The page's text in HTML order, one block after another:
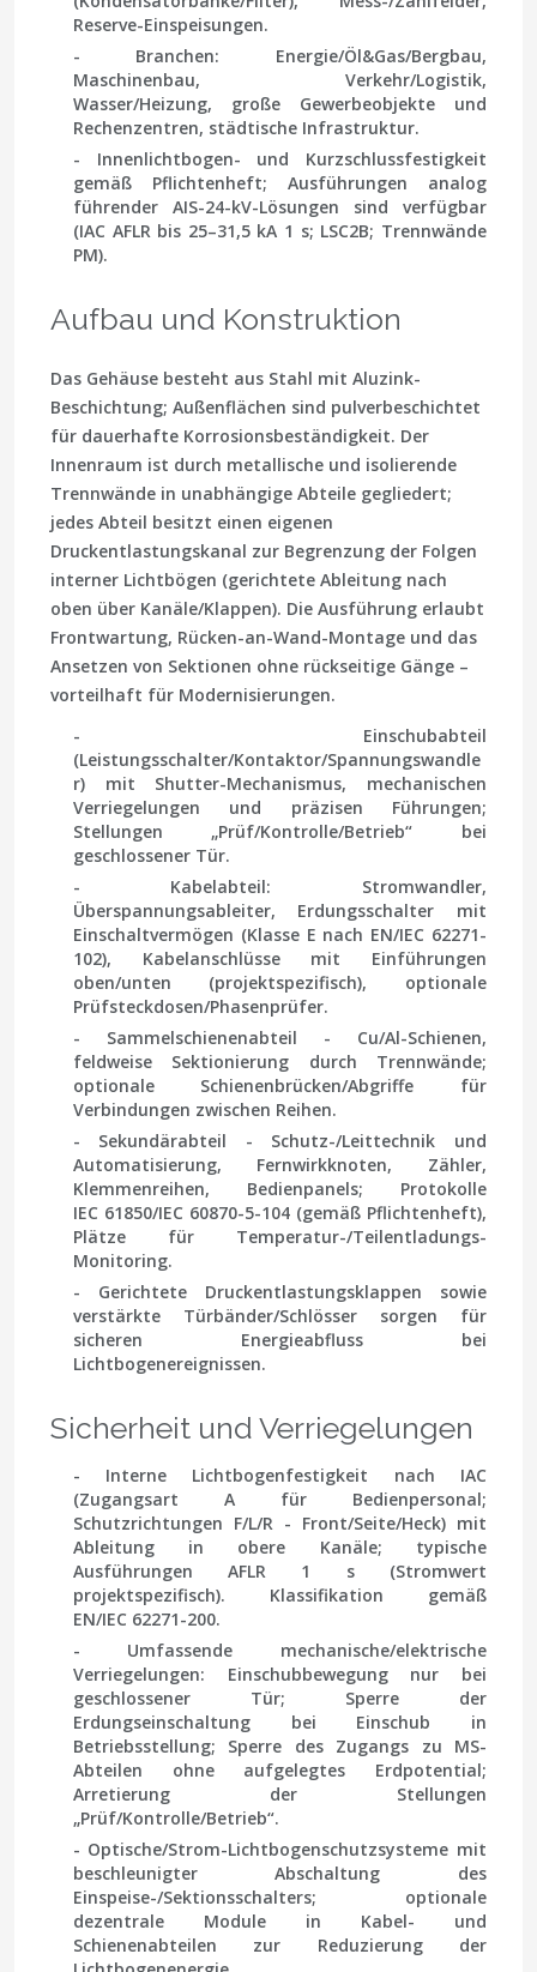
Reserve-Einspeisungen.
- Branchen: Energie/Öl&Gas/Bergbau,
Maschinenbau, Verkehr/Logistik,
Wasser/Heizung, große Gewerbeobjekte und
Rechenzentren, städtische Infrastruktur.
- Innenlichtbogen- und Kurzschlussfestigkeit
gemäß Pflichtenheft; Ausführungen analog
führender AIS-24-kV-Lösungen sind verfügbar
(IAC AFLRbis 25–31,5 kA 1 s; LSC2B; Trennwände
PM).
Aufbau und Konstruktion
Das Gehäuse besteht aus Stahl mit Aluzink-
Beschichtung; Außenflächen sind pulverbeschichtet
für dauerhafte Korrosionsbeständigkeit. Der
Innenraum ist durch metallische und isolierende
Trennwände in unabhängige Abteile gegliedert;
jedes Abteil besitzt einen eigenen
Druckentlastungskanal zur Begrenzung der Folgen
interner Lichtbögen (gerichtete Ableitung nach
oben über Kanäle/Klappen). Die Ausführung erlaubt
Frontwartung, Rücken-an-Wand-Montage und das
Ansetzen von Sektionen ohne rückseitige Gänge –
vorteilhaft für Modernisierungen.
- Einschubabteil
(Leistungsschalter/Kontaktor/Spannungswandle
r) mit Shutter-Mechanismus, mechanischen
Verriegelungen und präzisen Führungen;
Stellungen „Prüf/Kontrolle/Betrieb“ bei
geschlossener Tür.
- Kabelabteil: Stromwandler,
Überspannungsableiter, Erdungsschalter mit
Einschaltvermögen (Klasse E nach EN/IEC 62271-
102), Kabelanschlüsse mit Einführungen
oben/unten (projektspezifisch), optionale
Prüfsteckdosen/Phasenprüfer.
- Sammelschienenabteil - Cu/Al-Schienen,
feldweise Sektionierung durch Trennwände;
optionale Schienenbrücken/Abgriffe für
Verbindungen zwischen Reihen.
- Sekundärabteil - Schutz-/Leittechnik und
Automatisierung, Fernwirkknoten, Zähler,
Klemmenreihen, Bedienpanels; Protokolle
IEC 61850/IEC 60870-5-104(gemäß Pflichtenheft),
Plätze für Temperatur-/Teilentladungs-
Monitoring.
- Gerichtete Druckentlastungsklappen sowie
verstärkte Türbänder/Schlösser sorgen für
sicheren Energieabfluss bei
Lichtbogenereignissen.
Sicherheit und Verriegelungen
- Interne Lichtbogenfestigkeit nach IAC
(Zugangsart Afür Bedienpersonal;
Schutzrichtungen F/L/R- Front/Seite/Heck) mit
Ableitung in obere Kanäle; typische
AusführungenAFLR 1 s (Stromwert
projektspezifisch). Klassifikation gemäß
EN/IEC 62271-200.
- Umfassende mechanische/elektrische
Verriegelungen: Einschubbewegung nur bei
geschlossener Tür; Sperre der
Erdungseinschaltung bei Einschub in
Betriebsstellung; Sperre des Zugangs zu MS-
Abteilen ohne aufgelegtes Erdpotential;
Arretierung der Stellungen
„Prüf/Kontrolle/Betrieb“.
- Optische/Strom-Lichtbogenschutzsysteme mit
beschleunigter Abschaltung des
Einspeise-/Sektionsschalters; optionale
dezentrale Module in Kabel- und
Schienenabteilen zur Reduzierung der